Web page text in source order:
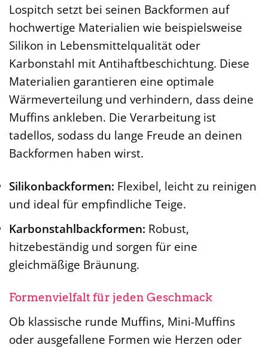
Lospitch setzt bei seinen Backformen auf
hochwertige Materialien wie beispielsweise
Silikon in Lebensmittelqualität oder
Karbonstahl mit Antihaftbeschichtung. Diese
Materialien garantieren eine optimale
Wärmeverteilung und verhindern, dass deine
Muffins ankleben. Die Verarbeitung ist
tadellos, sodass du lange Freude an deinen
Backformen haben wirst.
Silikonbackformen: Flexibel, leicht zu reinigen
und ideal für empfindliche Teige.
Karbonstahlbackformen: Robust,
hitzebeständig und sorgen für eine
gleichmäßige Bräunung.
Formenvielfalt für jeden Geschmack
Ob klassische runde Muffins, Mini-Muffins
oder ausgefallene Formen wie Herzen oder